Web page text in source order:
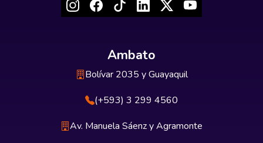
Ambato
Bolívar 2035 y Guayaquil
(+593) 3 299 4560
Av. Manuela Sáenz y Agramonte